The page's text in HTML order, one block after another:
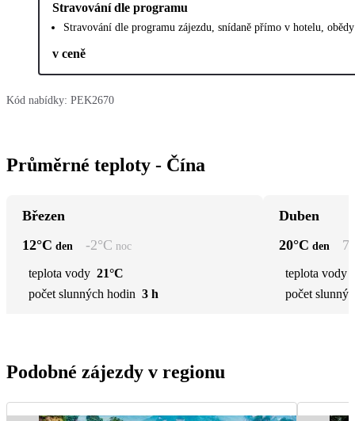
Stravování dle programu
Stravování dle programu zájezdu, snídaně přímo v hotelu,
v ceně
Kód nabídky: PEK2670
Průměrné teploty - Čína
Březen
12°C den -2°C noc
teplota vody 21°C
počet slunných hodin 3 h
Duben
20°C den 7
teplota vody
počet
Podobné zájezdy v regionu